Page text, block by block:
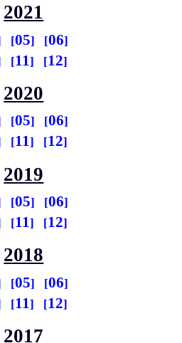
2021
05
06
11 12
2020
05
06
11 12
2019
05
06
11 12
2018
05
06
11 12
2017